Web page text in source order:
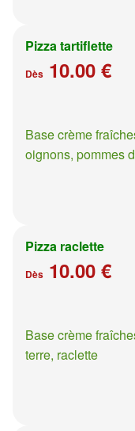
Pizza tartiflette
Dès 10.00 €
Base crème
oignons, pommes
Pizza raclette
Dès 10.00 €
Base crème
terre, raclette